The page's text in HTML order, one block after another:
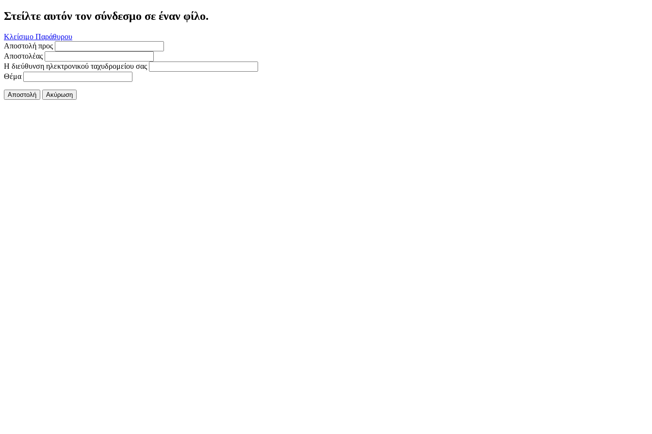
Στείλτε αυτόν τον σύνδεσμο σε έναν φίλο.
Κλείσιμο Παράθυρου
Αποστολή προς
Αποστολέας
Η διεύθυνση ηλεκτρονικού ταχυδρομείου σας
Θέμα
Αποστολή Ακύρωση